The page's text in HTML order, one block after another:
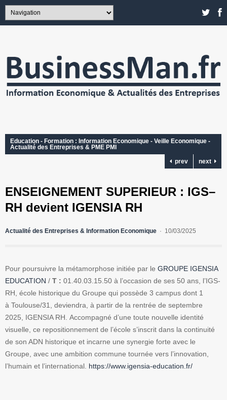
Education - Formation : Information Economique - Veille Economique -
Actualité des Entreprises & PME PMI
prev
next
ENSEIGNEMENT SUPERIEUR : IGS–
RH devient IGENSIA RH
Actualité des Entreprises & Information Economique 10/03/2025
Pour poursuivre la métamorphose initiée par le GROUPE IGENSIA
EDUCATION / T : 01.40.03.15.50 à l’occasion de ses 50 ans, l’IGS-
RH, école historique du Groupe qui possède 3 campus dont 1
à Toulouse/31, deviendra, à partir de la rentrée de septembre
2025, IGENSIA RH. Accompagné d’une toute nouvelle identité
visuelle, ce repositionnement de l’école s’inscrit dans la continuité
de son ADN historique et incarne une synergie forte avec le
Groupe, avec une ambition commune tournée vers l’innovation,
l’humain et l’international. https://www.igensia-education.fr/